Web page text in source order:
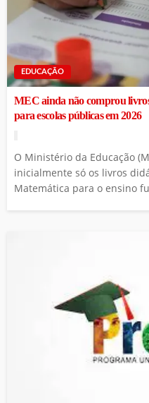
EDUCAÇÃO
MEC ainda não comprou
para escolas públicas em 2026
O Ministério da Educação
inicialmente só os livros
Matemática para o ensino